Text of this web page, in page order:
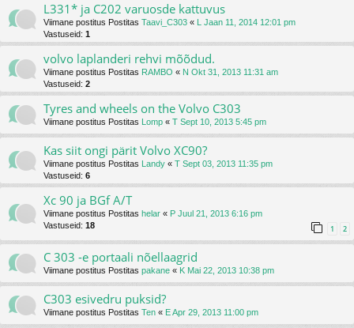
L331* ja C202 varuosde kattuvus
Viimane postitus Postitas Taavi_C303 «
L Jaan 11, 2014 12:01 pm
Vastuseid: 1
volvo laplanderi rehvi mõõdud.
Viimane postitus Postitas RAMBO « N Okt 31, 2013 11:31 am
Vastuseid: 2
Tyres and wheels on the Volvo C303
Viimane postitus Postitas Lomp « T Sept 10, 2013 5:45 pm
Kas siit ongi pärit Volvo XC90?
Viimane postitus Postitas Landy « T Sept 03, 2013 11:35 pm
Vastuseid: 6
Xc 90 ja BGf A/T
Viimane postitus Postitas helar « P Juul 21, 2013 6:16 pm
Vastuseid: 18 1 2
C 303 -e portaali nõellaagrid
Viimane postitus Postitas pakane « K Mai 22, 2013 10:38 pm
C303 esivedru puksid?
Viimane postitus Postitas Ten « E Apr 29, 2013 11:00 pm